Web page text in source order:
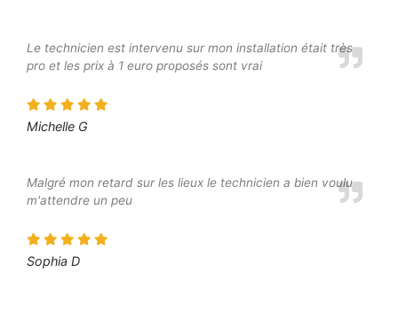
Le technicien est intervenu sur mon installation était très
pro et les prix à 1 euro proposés sont vrai
Michelle G
Malgré mon retard sur les lieux le technicien a bien voulu
m'attendre un peu
Sophia D